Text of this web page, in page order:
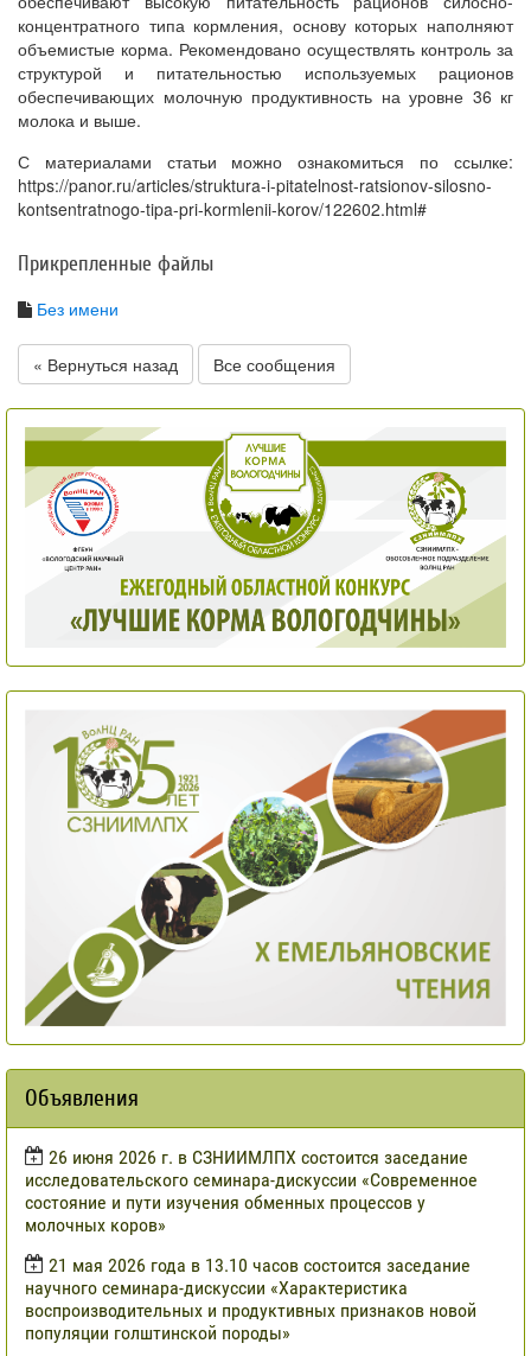
концентратного типа кормления, основу которых наполняют
объемистые корма. Рекомендовано осуществлять контроль за
структурой и питательностью используемых рационов
обеспечивающих молочную продуктивность на уровне 36 кг
молока и выше.
С материалами статьи можно ознакомиться по ссылке:
https://panor.ru/articles/struktura-i-pitatelnost-ratsionov-silosno-
kontsentratnogo-tipa-pri-kormlenii-korov/122602.html#
Прикрепленные файлы
Без имени
« Вернуться назад Все сообщения
Объявления
​26 июня 2026 г. в СЗНИИМЛПХ состоится заседание
исследовательского семинара-дискуссии «Современное
состояние и пути изучения обменных процессов у
молочных коров»
21 мая 2026 года в 13.10 часов состоится заседание
научного семинара-дискуссии «Характеристика
воспроизводительных и продуктивных признаков новой
популяции голштинской породы»